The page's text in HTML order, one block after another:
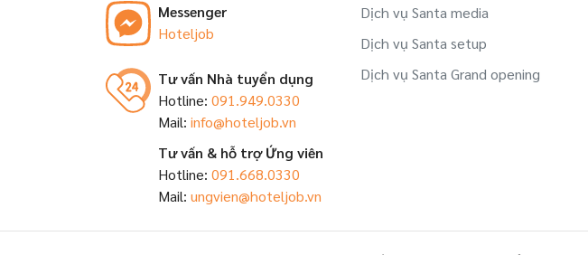
Messenger
Hoteljob
Tư vấn Nhà tuyển dụng
Hotline: 091.949.0330
Mail: info@hoteljob.vn
Tư vấn & hỗ trợ Ứng viên
Hotline: 091.668.0330
Mail: ungvien@hoteljob.vn
Dịch vụ Santa media
Dịch vụ Santa setup
Dịch vụ Santa Grand opening